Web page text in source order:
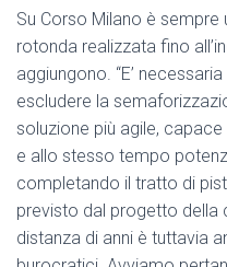
Su Corso Milano è sempre
rotonda realizzata fino
aggiungono. “E’
escludere la
soluzione più agile,
e allo stesso tempo
completando il tratto di
previsto dal progetto della
distanza di anni è tuttavia